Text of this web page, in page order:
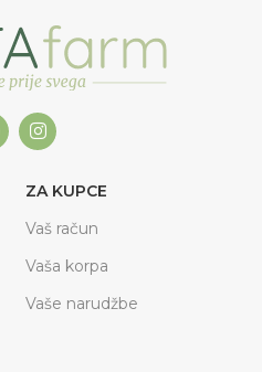
ZA KUPCE
Vaš račun
Vaša korpa
Vaše narudžbe